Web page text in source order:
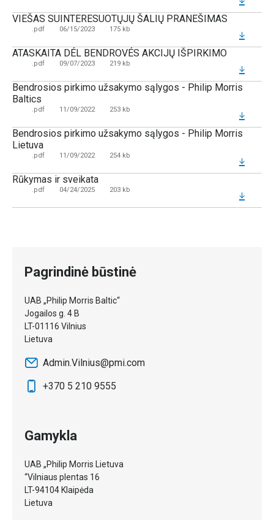
VIEŠAS SUINTERESUOTŲJŲ ŠALIŲ PRANEŠIMAS
.pdf 06/15/2023 175 kb
ATASKAITA DÉL BENDROVÉS AKCIJŲ IŠPIRKIMO
.pdf 09/07/2023 219 kb
Bendrosios pirkimo užsakymo sąlygos - Philip Morris
Baltics
.pdf 11/09/2022 253 kb
Bendrosios pirkimo užsakymo sąlygos - Philip Morris
Lietuva
.pdf 11/09/2022 254 kb
Rūkymas ir sveikata
.pdf 04/24/2025 203 kb
Pagrindinė būstinė
UAB „Philip Morris Baltic“
Jogailos g. 4 B
LT-01116 Vilnius
Lietuva
Admin.Vilnius@pmi.com
+370 5 210 9555
Gamykla
UAB „Philip Morris Lietuva
“Vilniaus plentas 16
LT-94104 Klaipėda
Lietuva